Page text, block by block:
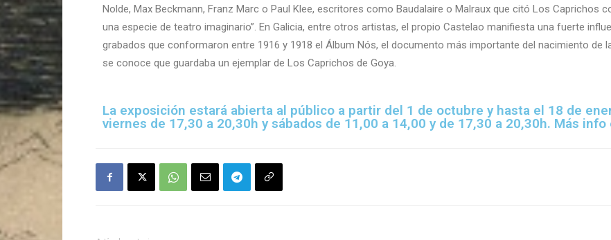
Nolde, Max Beckmann, Franz Marc o Paul Klee, escritores como Baudalaire o Malraux que citó Los Caprichos
una especie de teatro imaginario”. En Galicia, entre otros artistas, el propio Castelao manifiesta una fuerte
grabados que conformaron entre 1916 y 1918 el Álbum Nós, el documento más importante del nacimiento de
se conoce que guardaba un ejemplar de Los Caprichos de Goya.
La exposición estará abierta al público a partir del 1 de octubre y hasta el 18 de
viernes de 17,30 a 20,30h y sábados de 11,00 a 14,00 y de 17,30 a 20,30h. Más info